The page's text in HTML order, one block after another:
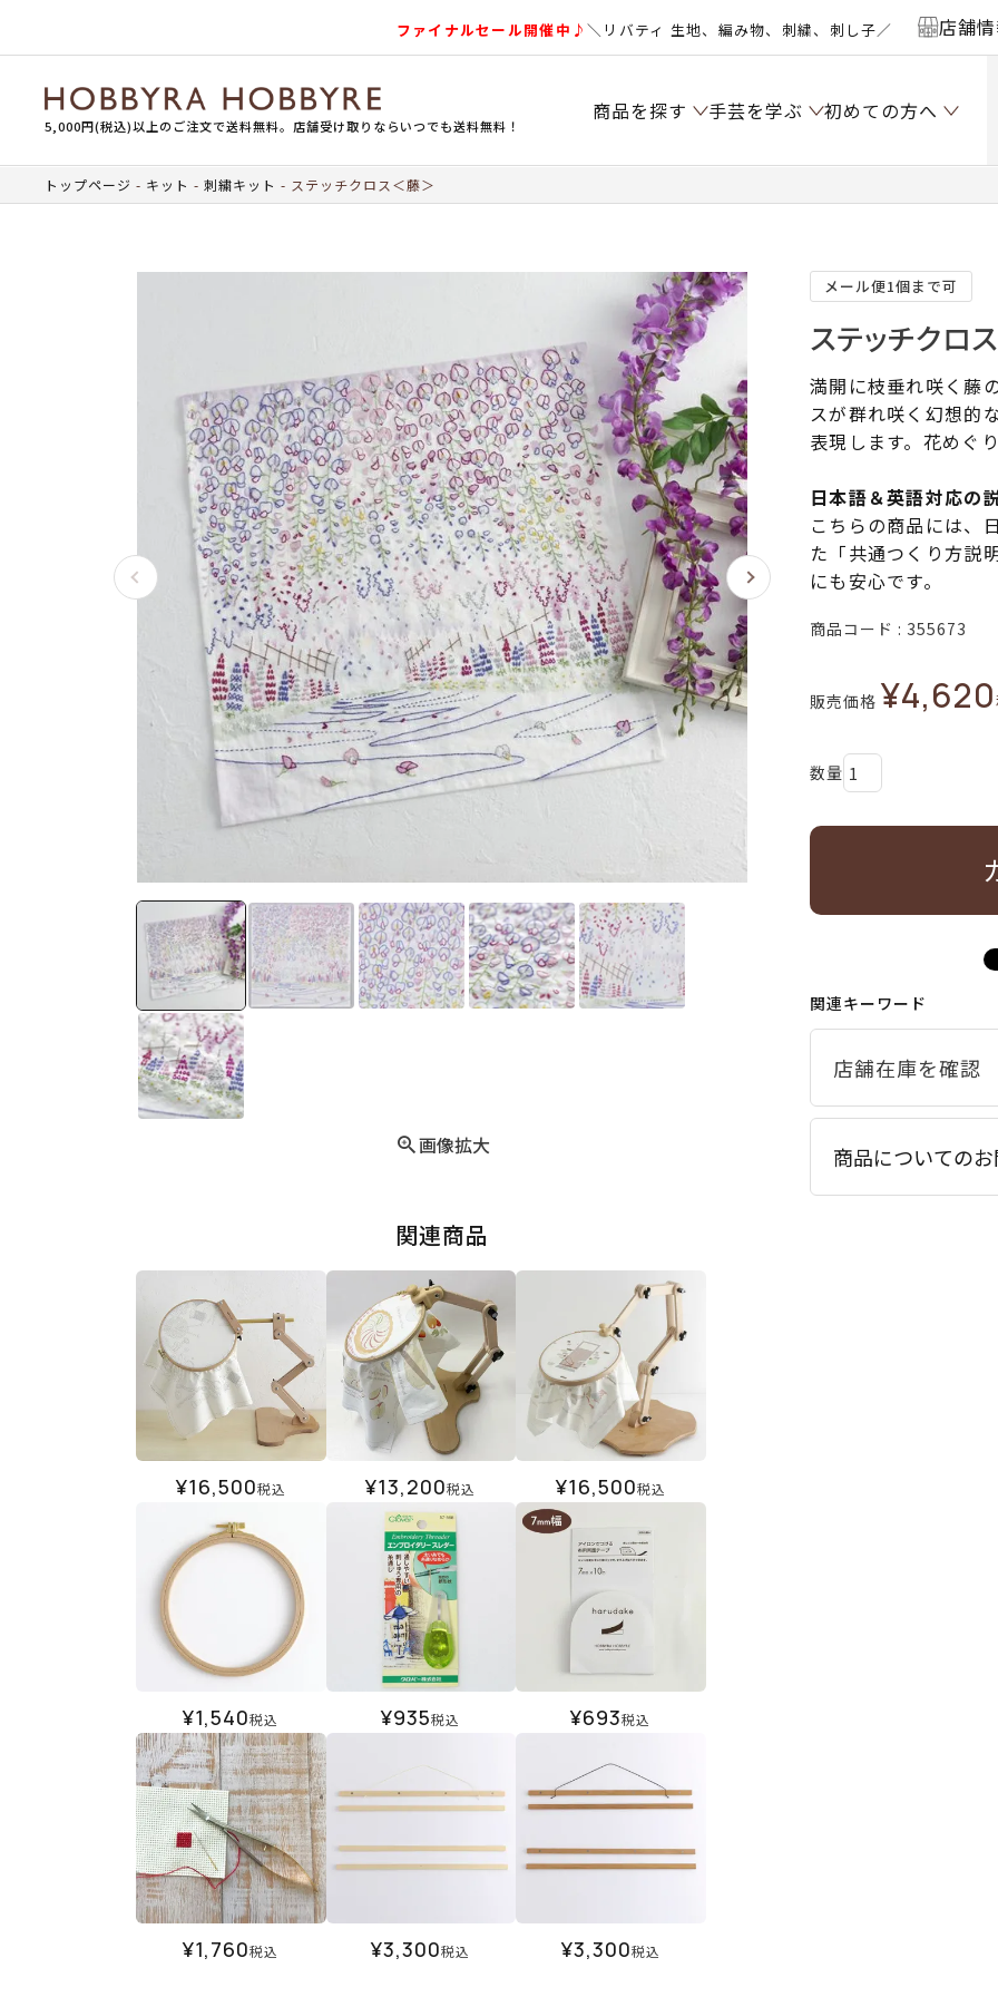
ファイナルセール開催中♪＼リバティ 生地、編み物、刺繍、刺し子／ 店舗
5,000円(税込)以上のご注文で送料無料。店舗受け取りならいつでも送料無料！
商品を探す 手芸を学ぶ 初めての方へ
トップページ キット 刺繍キット ステッチクロス＜藤＞
画像拡大
関連商品
¥16,500税込 ¥13,200税込 ¥16,500税込
¥1,540税込 ¥935税込 ¥693税込
¥1,760税込 ¥3,300税込 ¥3,300税込
メール便1個まで可
ステッチクロ
満開に枝垂れ咲く藤
スが群れ咲く幻想的
表現します。花めぐ
日本語＆英語対応の
こちらの商品には、
た「共通つくり方説
にも安心です。
商品コード 355673
販売価格 ¥4,620
関連キーワード
商品についての